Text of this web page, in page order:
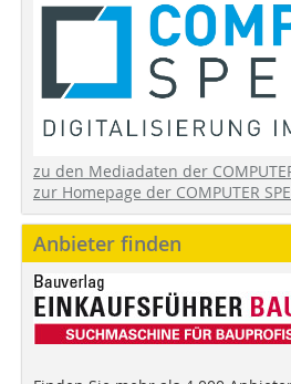
zu den Mediadaten der
zur Homepage der COMPUTER
Anbieter finden